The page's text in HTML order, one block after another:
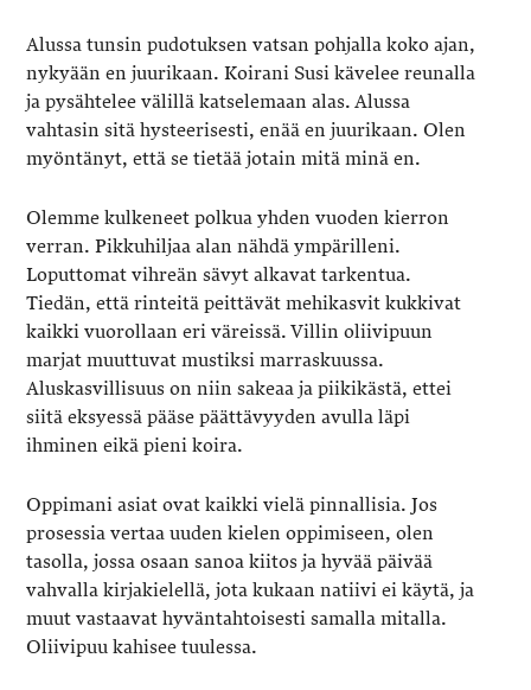
Alussa tunsin pudotuksen vatsan pohjalla koko ajan,
nykyään en juurikaan. Koirani Susi kävelee reunalla
ja pysähtelee välillä katselemaan alas. Alussa
vahtasin sitä hysteerisesti, enää en juurikaan. Olen
myöntänyt, että se tietää jotain mitä minä en.
Olemme kulkeneet polkua yhden vuoden kierron
verran. Pikkuhiljaa alan nähdä ympärilleni.
Loputtomat vihreän sävyt alkavat tarkentua.
Tiedän, että rinteitä peittävät mehikasvit kukkivat
kaikki vuorollaan eri väreissä. Villin oliivipuun
marjat muuttuvat mustiksi marraskuussa.
Aluskasvillisuus on niin sakeaa ja piikikästä, ettei
siitä eksyessä pääse päättävyyden avulla läpi
ihminen eikä pieni koira.
Oppimani asiat ovat kaikki vielä pinnallisia. Jos
prosessia vertaa uuden kielen oppimiseen, olen
tasolla, jossa osaan sanoa kiitos ja hyvää päivää
vahvalla kirjakielellä, jota kukaan natiivi ei käytä, ja
muut vastaavat hyväntahtoisesti samalla mitalla.
Oliivipuu kahisee tuulessa.